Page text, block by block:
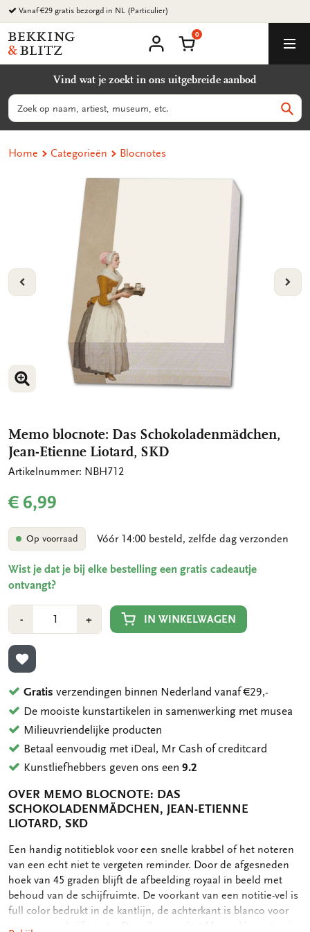
Ga
naar
content
Bekking
&
B.V.
account
Winkelmand
0
Vind wat je zoekt in ons uitgebreide aanbod
Zoeken
Home Categorieën Blocnotes
VORIGE
VERGROOT AFBEELDING
VERGROOT AFBEELDING
Memo blocnote: Das Schokoladenmädchen,
Jean-Etienne Liotard, SKD
Artikelnummer: NBH712
€ 6,99
Op voorraad Vóór 14:00 besteld, zelfde dag verzonden
Wist je dat je bij elke bestelling een gratis cadeautje
ontvangt?
-Min
1
+Plus
1
IN WINKELWAGEN
TOEVOEGEN AAN VERLANGLIJST
Gratis verzendingen binnen Nederland vanaf €29,-
De mooiste kunstartikelen in samenwerking met musea
Milieuvriendelijke producten
Betaal eenvoudig met iDeal, Mr Cash of creditcard
Kunstliefhebbers geven ons een9.2
OVER MEMO BLOCNOTE: DAS
SCHOKOLADENMÄDCHEN, JEAN-ETIENNE
LIOTARD, SKD
OMSCHRIJVING
Een handig notitieblok voor een snelle krabbel of het noteren
van een echt niet te vergeten reminder. Door de afgesneden
hoek van 45 graden blijft de afbeelding royaal in beeld met
behoud van de schijfruimte. De voorkant van een notitie-vel is
full color bedrukt in de kantlijn, de achterkant is blanco voor